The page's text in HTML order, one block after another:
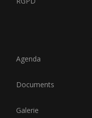
Agenda
Documents
Galerie